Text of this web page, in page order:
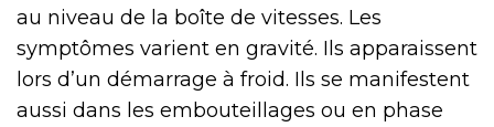
au niveau de la boîte de vitesses. Les
symptômes varient en gravité. Ils apparaissent
lors d’un démarrage à froid. Ils se manifestent
aussi dans les embouteillages ou en phase